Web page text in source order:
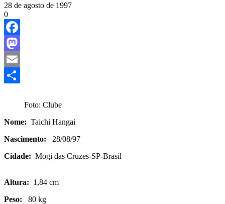
28 de agosto de 1997
0
Facebook
Mastodon
Email
Foto: Clube
Nome: Taichi Hangai
Nascimento: 28/08/97
Cidade: Mogi das Cruzes-SP-Brasil
Altura: 1,84 cm
Peso: 80 kg